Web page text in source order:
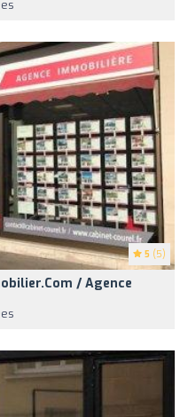
5 (5)
/ Agence